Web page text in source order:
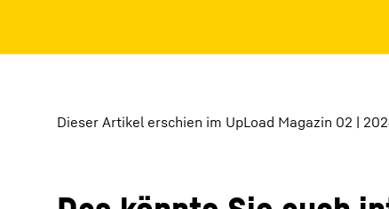
Dieser Artikel erschien im UpLoad Magazin 02 |